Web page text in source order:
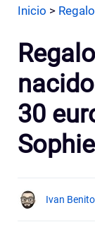
Inicio >
30
Ivan Benito